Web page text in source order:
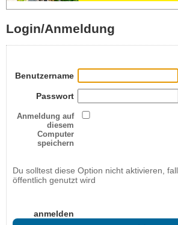
Login/Anmeldung
Benutzername
Passwort
Anmeldung auf
diesem
Computer
speichern
Du solltest diese Option nicht aktivieren,
öffentlich genutzt wird
anmelden